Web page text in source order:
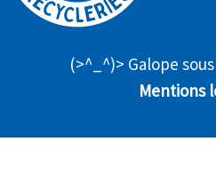
(>^_^)> Galope sous
Mentions